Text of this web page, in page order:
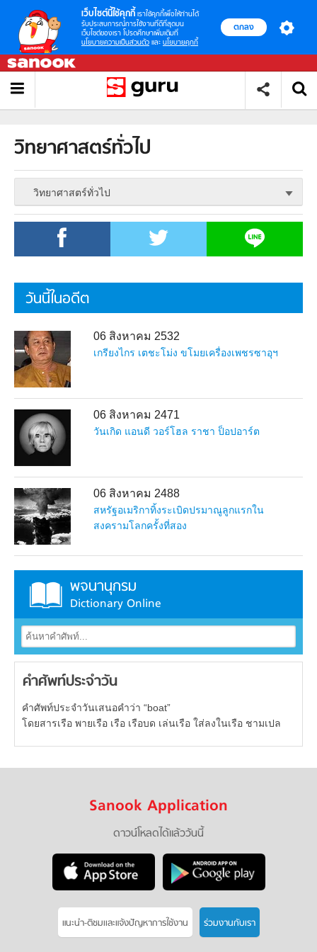
เว็บไซต์นี้ใช้คุกกี้ เราใช้คุกกี้เพื่อให้ท่านได้
รับประสบการณ์การใช้งานที่ดีที่สุดบน
เว็บไซต์ของเรา โปรดศึกษาเพิ่มเติมที่
นโยบายความเป็นส่วนตัว และ นโยบายคุกกี้
ตกลง
วิทยาศาสตร์ทั่วไป
วิทยาศาสตร์ทั่วไป
วันนี้ในอดีต
06 สิงหาคม 2532
เกรียงไกร เตชะโม่ง ขโมยเครื่องเพชรซาอุฯ
06 สิงหาคม 2471
วันเกิด แอนดี วอร์โฮล ราชา ป็อปอาร์ต
06 สิงหาคม 2488
สหรัฐอเมริกาทิ้งระเบิดปรมาณูลูกแรกใน
สงครามโลกครั้งที่สอง
พจนานุกรม
Dictionary Online
คำศัพท์ประจำวัน
คำศัพท์ประจำวันเสนอคำว่า “boat”
โดยสารเรือ พายเรือ เรือ เรือบด เล่นเรือ ใส่ลงในเรือ ชามเปล
Sanook Application
ดาวน์โหลดได้แล้ววันนี้
แนะนำ-ติชมเเละแจ้งปัญหาการใช้งาน ร่วมงานกับเรา